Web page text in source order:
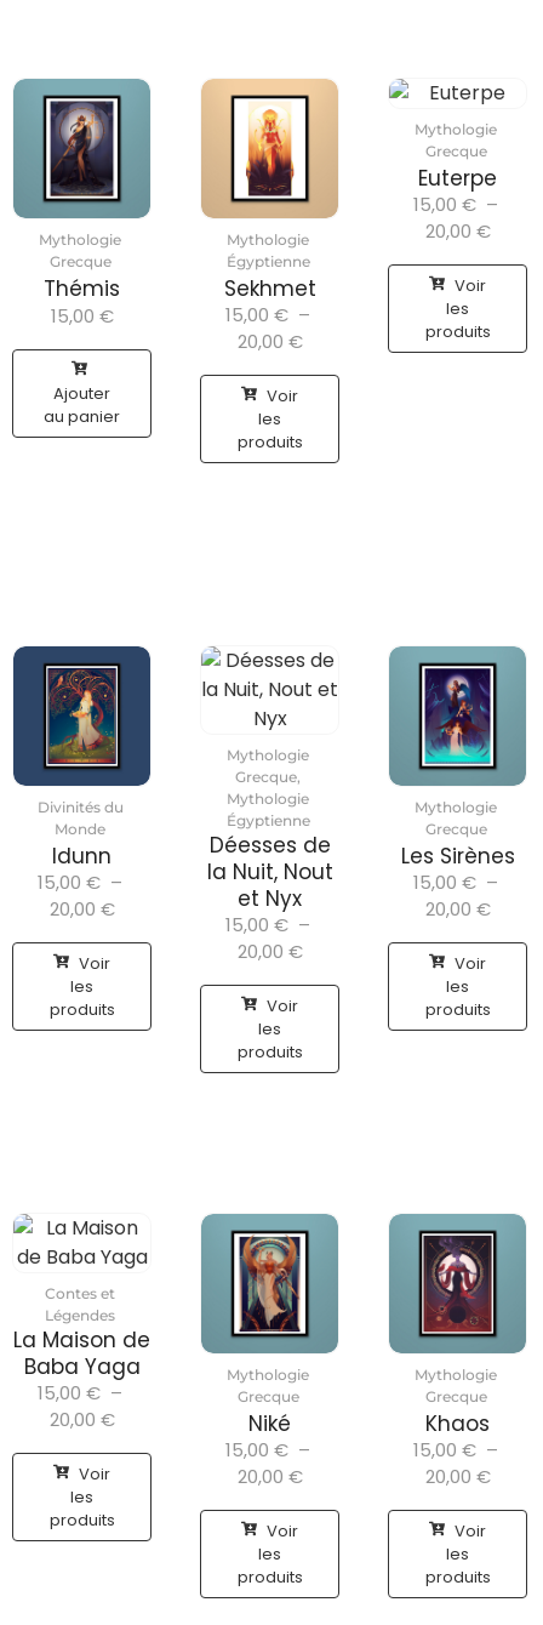
Mythologie
Grecque
Thémis
15,00 €
Ajouter
au panier
Mythologie
Égyptienne
Sekhmet
15,00 € –
20,00 €
Voir
les
produits
Mythologie
Grecque
Euterpe
15,00 € –
20,00 €
Voir
les
produits
Divinités du
Monde
Idunn
15,00 € –
20,00 €
Voir
les
produits
Mythologie
Grecque,
Mythologie
Égyptienne
Déesses de
la Nuit, Nout
et Nyx
15,00 € –
20,00 €
Voir
les
produits
Mythologie
Grecque
Les Sirènes
15,00 € –
20,00 €
Voir
les
produits
Contes et
Légendes
La Maison de
Baba Yaga
15,00 € –
20,00 €
Voir
les
produits
Mythologie
Grecque
Niké
15,00 € –
20,00 €
Voir
les
produits
Mythologie
Grecque
Khaos
15,00 € –
20,00 €
Voir
les
produits